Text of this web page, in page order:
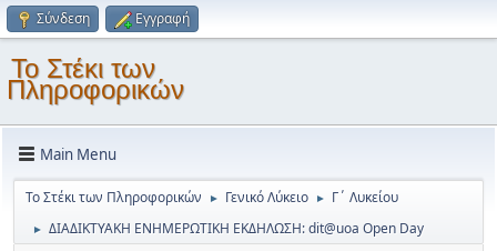
Σύνδεση Εγγραφή
Το Στέκι των
Πληροφορικών
Main Menu
Το Στέκι των Πληροφορικών ► Γενικό Λύκειο ► Γ΄ Λυκείου
► ΔΙΑΔΙΚΤΥΑΚΗ ΕΝΗΜΕΡΩΤΙΚΗ ΕΚΔΗΛΩΣΗ: dit@uoa Open Day